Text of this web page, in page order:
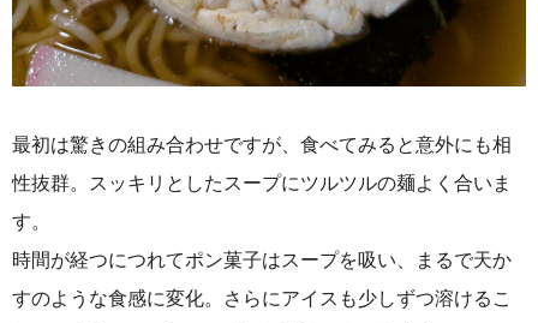
最初は驚きの組み合わせですが、食べてみると意外にも相
性抜群。スッキリとしたスープにツルツルの麺よく合いま
す。
時間が経つにつれてポン菓子はスープを吸い、まるで天か
すのような食感に変化。さらにアイスも少しずつ溶けるこ